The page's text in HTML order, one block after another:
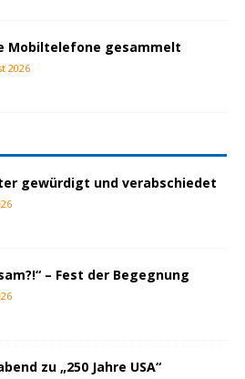
Mobiltelefone gesammelt
2026
gewürdigt und verabschiedet
– Fest der Begegnung
zu „250 Jahre USA“